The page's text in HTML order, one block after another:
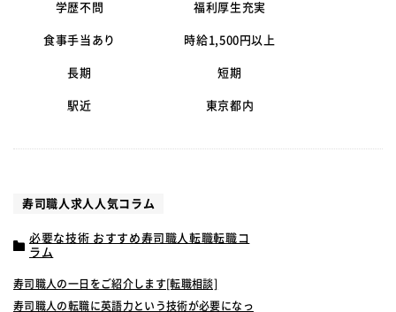
学歴不問 福利厚生充実
食事手当あり 時給1,500円以上
長期 短期
駅近 東京都内
寿司職人求人人気コラム
必要な技術 おすすめ寿司職人転職転職コ
ラム
寿司職人の一日をご紹介します[転職相談]
寿司職人の転職に英語力という技術が必要になっ